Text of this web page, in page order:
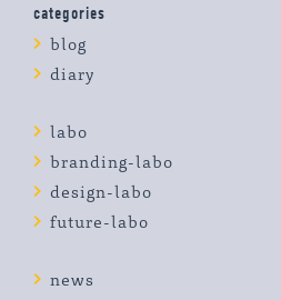
categories
blog
diary
labo
branding-labo
design-labo
future-labo
news